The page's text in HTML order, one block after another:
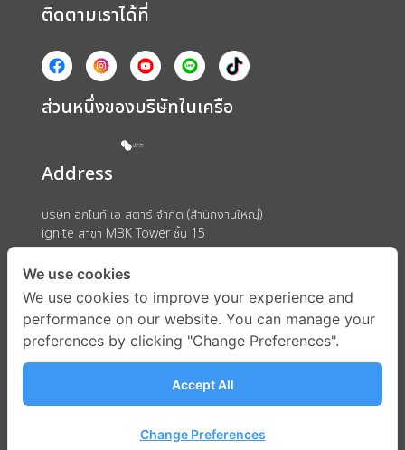
ติดตามเราได้ที่
ส่วนหนึ่งของบริษัทในเครือ
Address
บริษัท อิกไนท์ เอ สตาร์ จำกัด (สำนักงานใหญ่)
ignite สาขา MBK Tower ชั้น 15
ถนนพญาไท แขวงวังใหม่ เขตปทุมวัน กรุงเทพมหานคร 10330
We use cookies
We use cookies to improve your experience and
performance on our website. You can manage your
preferences by clicking "Change Preferences".
Accept All
Change Preferences